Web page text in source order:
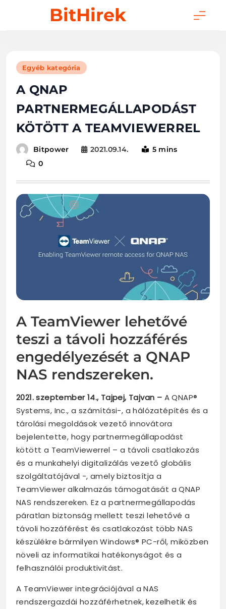
BitHirek
Egyéb kategória
A QNAP
PARTNERMEGÁLLAPODÁST
KÖTÖTT A TEAMVIEWERREL
Bitpower 2021.09.14.
5 mins
0
A TeamViewer lehetővé
teszi a távoli hozzáférés
engedélyezését a QNAP
NAS rendszereken.
2021. szeptember 14., Tajpej, Tajvan – A QNAP®
Systems, Inc., a számítási-, a hálózatépítés és a
tárolási megoldások vezető innovátora
bejelentette, hogy partnermegállapodást
kötött a TeamViewerrel – a távoli csatlakozás
és a munkahelyi digitalizálás vezető globális
szolgáltatójával -, amely biztosítja a
TeamViewer alkalmazás támogatását a QNAP
NAS rendszereken. Ez a partnermegállapodás
páratlan biztonság mellett teszi lehetővé a
távoli hozzáférést és csatlakozást több NAS
készülékre bármilyen Windows® PC-ről, miközben
növeli az informatikai hatékonyságot és a
felhasználói produktivitást.
A TeamViewer integrációjával a NAS
rendszergazdái hozzáférhetnek, kezelhetik és